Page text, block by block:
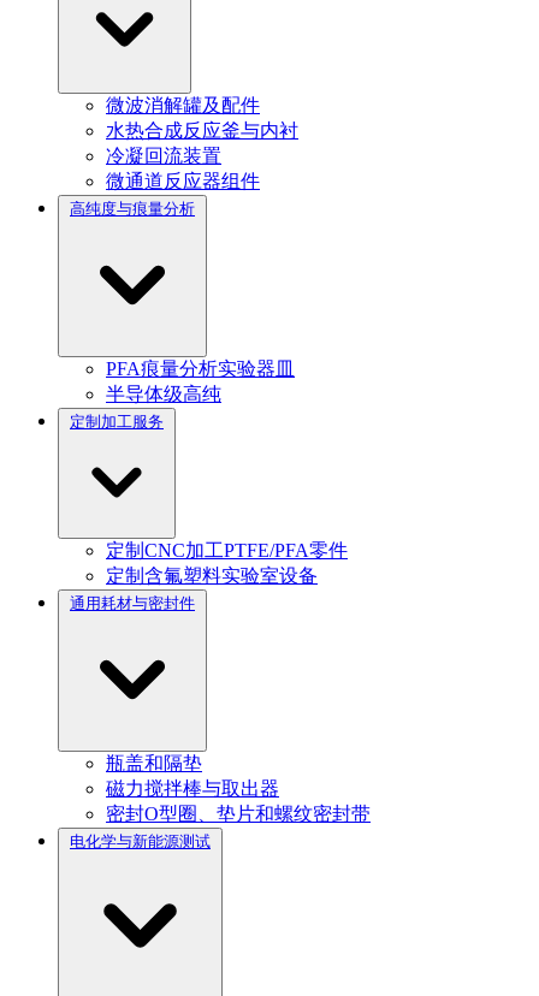
微波消解罐及配件
水热合成反应釜与内衬
冷凝回流装置
微通道反应器组件
高纯度与痕量分析
PFA痕量分析实验器皿
半导体级高纯
定制加工服务
定制CNC加工PTFE/PFA零件
定制含氟塑料实验室设备
通用耗材与密封件
瓶盖和隔垫
磁力搅拌棒与取出器
密封O型圈、垫片和螺纹密封带
电化学与新能源测试